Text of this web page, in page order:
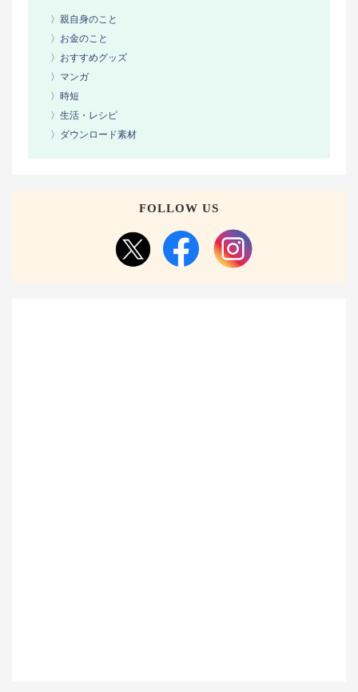
〉親自身のこと
〉お金のこと
〉おすすめグッズ
〉マンガ
〉時短
〉生活・レシピ
〉ダウンロード素材
FOLLOW US